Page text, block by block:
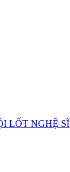
LỐT NGHỆ SĨ